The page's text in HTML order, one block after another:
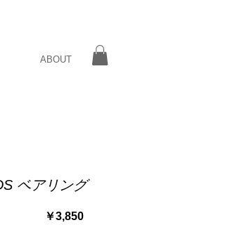
ABOUT
ベアリング
￥3,850価